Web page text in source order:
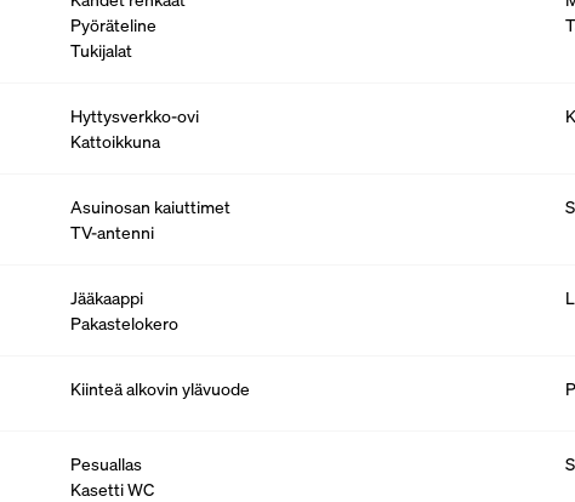
Pyöräteline
Tukijalat
Hyttysverkko-ovi
Kattoikkuna
Asuinosan kaiuttimet
TV-antenni
Jääkaappi
Pakastelokero
Kiinteä alkovin ylävuode
Pesuallas
Kasetti WC